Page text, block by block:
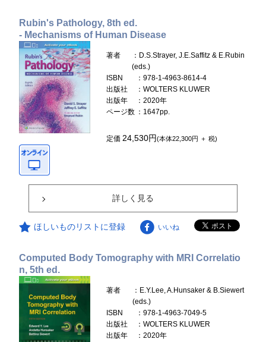
Rubin's Pathology, 8th ed.
- Mechanisms of Human Disease
著者
：D.S.Strayer, J.E.Saffitz & E.Rubin
(eds.)
ISBN
：978-1-4963-8614-4
出版社
：WOLTERS KLUWER
出版年
：2020年
ページ数 ：1647pp.
定価24,530円(本体22,300円 ＋ 税)
詳しく見る
ほしいものリストに登録 いいね
Computed Body Tomography with MRI Correlatio
n, 5th ed.
著者
：E.Y.Lee, A.Hunsaker & B.Siewert
(eds.)
ISBN
：978-1-4963-7049-5
出版社
：WOLTERS KLUWER
出版年
：2020年